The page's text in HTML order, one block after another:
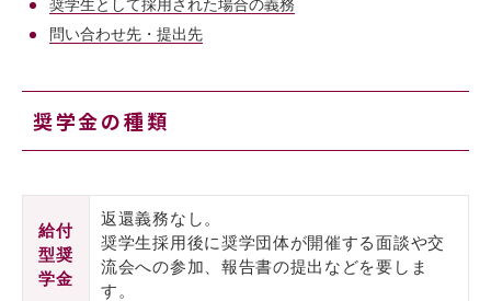
奨学生として採用された場合の義務
問い合わせ先・提出先
奨学金の種類
給付
型奨
学金
返還義務なし。
奨学生採用後に奨学団体が開催する面談や交
流会への参加、報告書の提出などを要しま
す。